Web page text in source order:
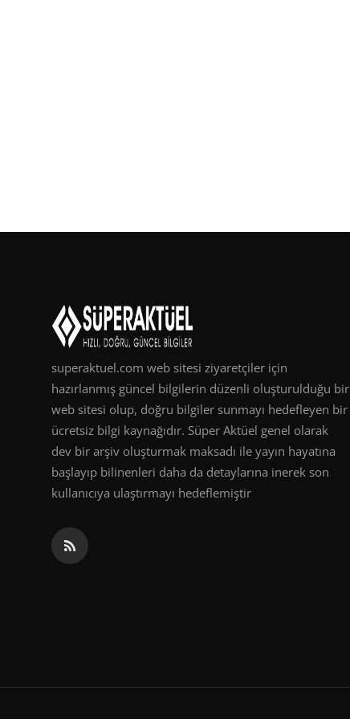
superaktuel.com web sitesi ziyaretçiler için
hazırlanmış güncel bilgilerin düzenli oluşturulduğu bir
web sitesi olup, doğru bilgiler sunmayı hedefleyen bir
ücretsiz bilgi kaynağıdır. Süper Aktüel genel olarak
dev bir arşiv oluşturmak maksadı ile yayın hayatına
başlayıp bilinenleri daha da detaylarına inerek son
kullanıcıya ulaştırmayı hedeflemiştir